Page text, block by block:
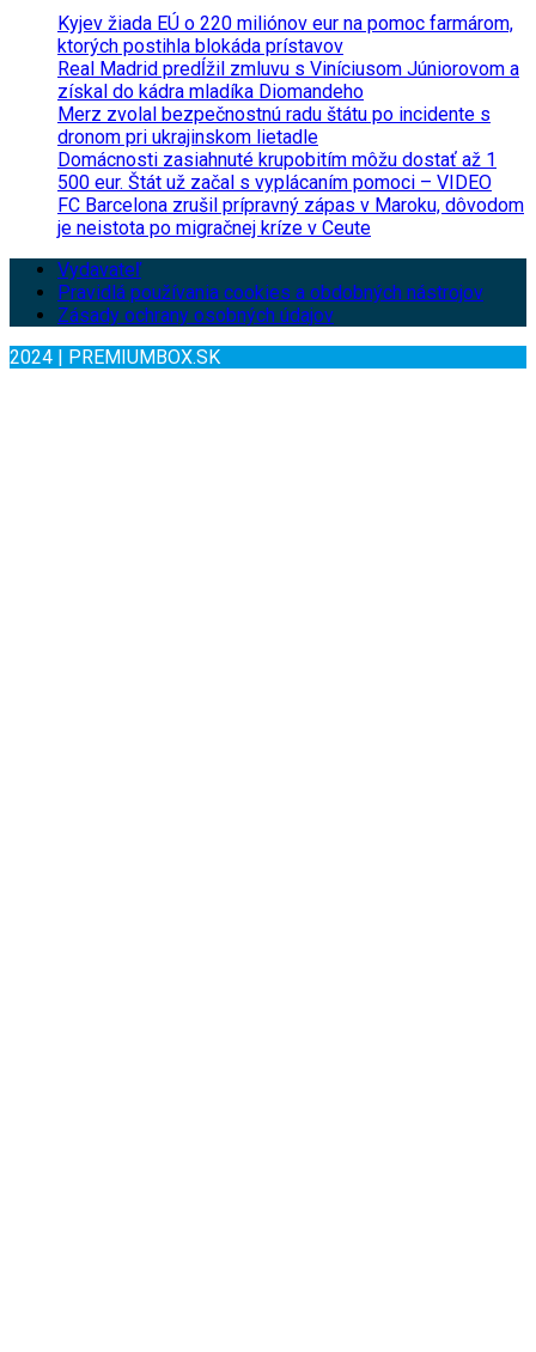
Kyjev žiada EÚ o 220 miliónov eur na pomoc farmárom,
ktorých postihla blokáda prístavov
Real Madrid predĺžil zmluvu s Viníciusom Júniorovom a
získal do kádra mladíka Diomandeho
Merz zvolal bezpečnostnú radu štátu po incidente s
dronom pri ukrajinskom lietadle
Domácnosti zasiahnuté krupobitím môžu dostať až 1
500 eur. Štát už začal s vyplácaním pomoci – VIDEO
FC Barcelona zrušil prípravný zápas v Maroku, dôvodom
je neistota po migračnej kríze v Ceute
Vydavateľ
Pravidlá používania cookies a obdobných nástrojov
Zásady ochrany osobných údajov
2024 | PREMIUMBOX.SK